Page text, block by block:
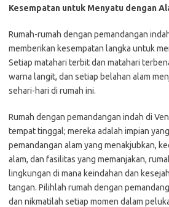
Kesempatan untuk Menyatu dengan
Rumah-rumah dengan pemandangan
memberikan kesempatan langka untuk
Setiap matahari terbit dan matahari
warna langit, dan setiap belahan alam
sehari-hari di rumah ini.
Rumah dengan pemandangan indah di
tempat tinggal; mereka adalah impian
pemandangan alam yang menakjubkan,
alam, dan fasilitas yang memanjakan,
lingkungan di mana keindahan dan
tangan. Pilihlah rumah dengan
dan nikmatilah setiap momen dalam